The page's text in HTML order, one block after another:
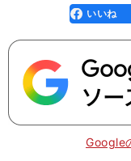
faceboo
k
いいね
Google